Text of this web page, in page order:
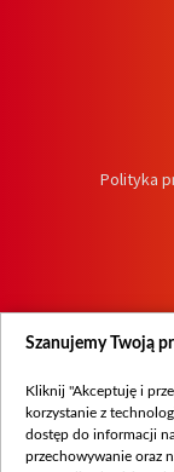
Polityka
Szanujemy Twoją
Kliknij "Akceptuję i
korzystanie z
dostęp do informacji
przechowywanie oraz